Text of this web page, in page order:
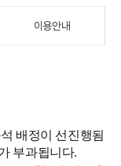
이용안내
배정이 선진행됨
부과됩니다.